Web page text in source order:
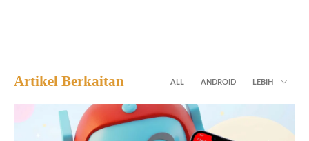
Artikel Berkaitan ALL ANDROID LEBIH